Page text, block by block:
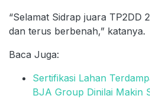
“Selamat Sidrap juara TP2DD
dan terus berbenah,” katanya.
Baca Juga:
Sertifikasi Lahan
BJA Group Dinilai Makin